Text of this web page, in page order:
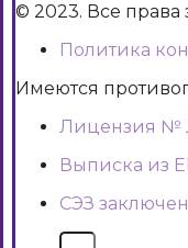
© 2023. Все
Политика
Имеются
Лицензия №
Выписка из
СЭЗ